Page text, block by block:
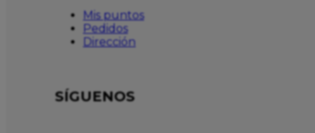
Mis puntos
Pedidos
Dirección
SÍGUENOS